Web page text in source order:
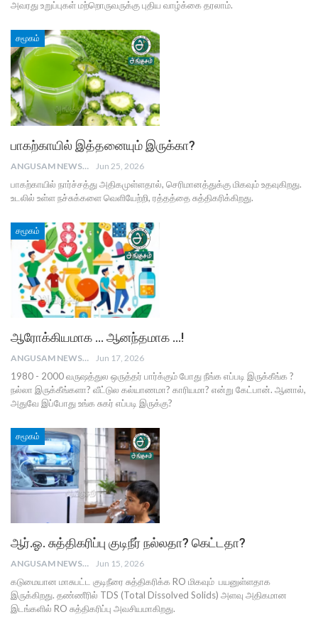
அவரது உறுப்புகள் மற்றொருவருக்கு புதிய வாழ்க்கை தரலாம்.
சமூகம்
பாகற்காயில் இத்தனையும் இருக்கா?
ANGUSAM NEWS Jun 25, 2026
பாகற்காயில் நார்ச்சத்து அதிகமுள்ளதால், செரிமானத்துக்கு மிகவும் உதவுகிறது.
உடலில் உள்ள நச்சுக்களை வெளியேற்றி, ரத்தத்தை சுத்திகரிக்கிறது.
சமூகம்
ஆரோக்கியமாக … ஆனந்தமாக …!
ANGUSAM NEWS Jun 17, 2026
1980 - 2000 வருஷத்துல ஒருத்தர் பார்க்கும் போது நீங்க எப்படி இருக்கீங்க ?
நல்லா இருக்கீங்களா? வீட்டுல கல்யாணமா? காரியமா? என்று கேட்பான். ஆனால்,
அதுவே இப்போது உங்க சுகர் எப்படி இருக்கு?
சமூகம்
ஆர்.ஓ. சுத்திகரிப்பு குடிநீர் நல்லதா? கெட்டதா?
ANGUSAM NEWS Jun 15, 2026
கடுமையான மாசுபட்ட குடிநீரை சுத்திகரிக்க RO மிகவும் பயனுள்ளதாக
இருக்கிறது. தண்ணீரில் TDS (Total Dissolved Solids) அளவு அதிகமான
இடங்களில் RO சுத்திகரிப்பு அவசியமாகிறது.